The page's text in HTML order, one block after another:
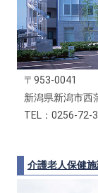
〒953-0041
新潟県新潟市西
TEL：0256-
介護老人保健